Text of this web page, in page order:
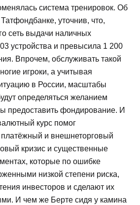
система тренировок. Об
уточнив, что,
сеть выдачи наличных
устройства и превысила 1 200
Впрочем, обслуживать такой
игроки, а учитывая
в России, масштабы
определяться желанием
предоставить фондирование. И
курс помог
платёжный и внешнеторговый
кризис и существенные
которые по ошибке
низкой степени риска,
инвесторов и сделают их
И чем же Берте сидя у камина